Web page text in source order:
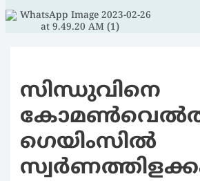
സിന്ധുവിനെ
ഗെയിംസിൽ